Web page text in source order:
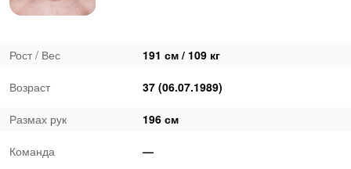
Рост / Вес 191 см / 109 кг
Возраст 37 (06.07.1989)
Размах рук 196 см
Команда —